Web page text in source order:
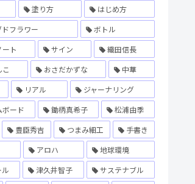
塗り方
はじめ方
フラワー
ボトル
ト
サイン
織田信長
おさだかずな
中華
リアル
ジャーナリング
ボード
鋤柄真希子
松浦由季
豊臣秀吉 つまみ細工
手書き
アロハ
地球環境
津久井智子
サステナブル